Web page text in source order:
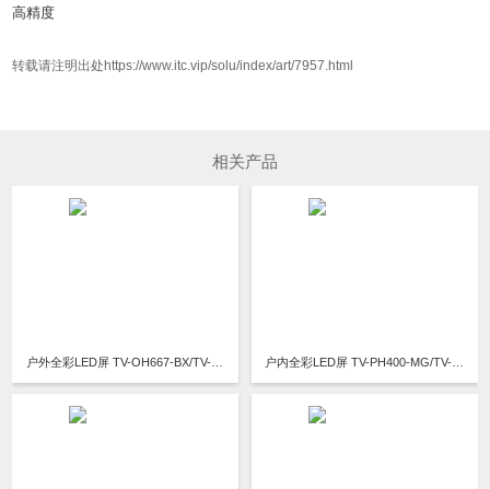
高精度
转载请注明出处https://www.itc.vip/solu/index/art/7957.html
相关产品
户外全彩LED屏 TV-OH667-BX/TV-OH800-BX/TV-OH1000-B/TV-OM667-BX/TV-OM667-BX/TV-OM1000-B